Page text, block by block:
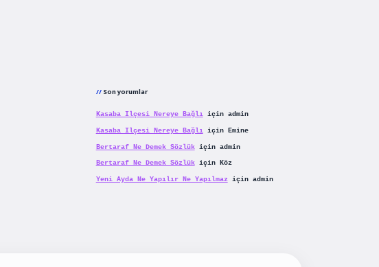
Son yorumlar
Kasaba Ilçesi Nereye Bağlıiçin admin
Kasaba Ilçesi Nereye Bağlıiçin Emine
Bertaraf Ne Demek Sözlükiçin admin
Bertaraf Ne Demek Sözlükiçin Köz
Yeni Ayda Ne Yapılır Ne Yapılmaziçin admin